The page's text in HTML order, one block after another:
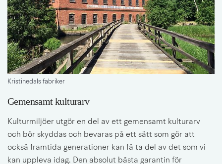
Kristinedals fabriker
Gemensamt kulturarv
Kulturmiljöer utgör en del av ett gemensamt kulturarv
och bör skyddas och bevaras på ett sätt som gör att
också framtida generationer kan få ta del av det som vi
kan uppleva idag. Den absolut bästa garantin för